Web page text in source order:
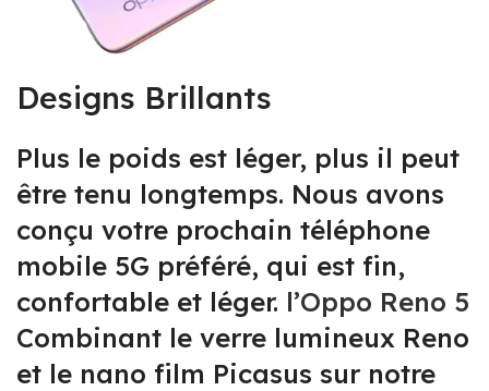
Designs Brillants
Plus le poids est léger, plus il peut
être tenu longtemps. Nous avons
conçu votre prochain téléphone
mobile 5G préféré, qui est fin,
confortable et léger. l’Oppo Reno 5
Combinant le verre lumineux Reno
et le nano film Picasus sur notre